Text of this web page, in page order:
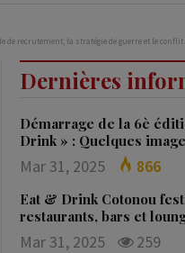
de recrutement, la stratégie de guerre et le conflit
Dernières
Démarrage de la 6è
Drink » : Quelques
Mar 31, 2025 866
Eat & Drink Cotonou
restaurants, bars et
Mar 31, 2025 259